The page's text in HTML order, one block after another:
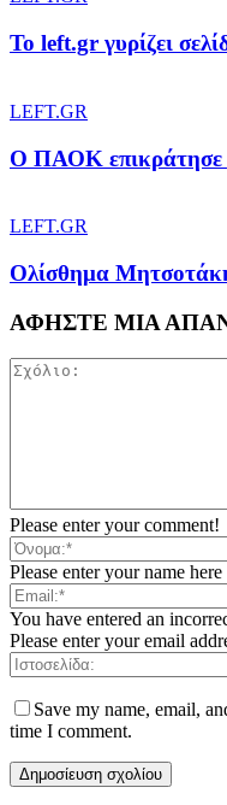
To left.gr γυρίζει
LEFT.GR
Ο ΠΑΟΚ επικράτησε
LEFT.GR
Ολίσθημα
ΑΦΗΣΤΕ ΜΙΑ
Please enter your comment!
Please enter your name here
You have entered an
Please enter your email
Save my name, email,
time I comment.